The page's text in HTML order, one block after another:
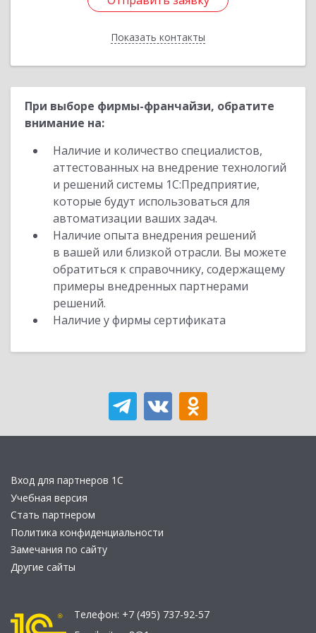
Показать контакты
Назад
При выборе фирмы-франчайзи, обратите
внимание на:
Наличие и количество специалистов,
аттестованных на внедрение технологий
и решений системы 1С:Предприятие,
которые будут использоваться для
автоматизации ваших задач.
Наличие опыта внедрения решений
в вашей или близкой отрасли. Вы можете
обратиться к справочнику, содержащему
примеры внедренных партнерами
решений.
Наличие у фирмы сертификата
Вход для партнеров 1С
Учебная версия
Стать партнером
Политика конфиденциальности
Замечания по сайту
Другие сайты
Телефон: +7 (495) 737-92-57